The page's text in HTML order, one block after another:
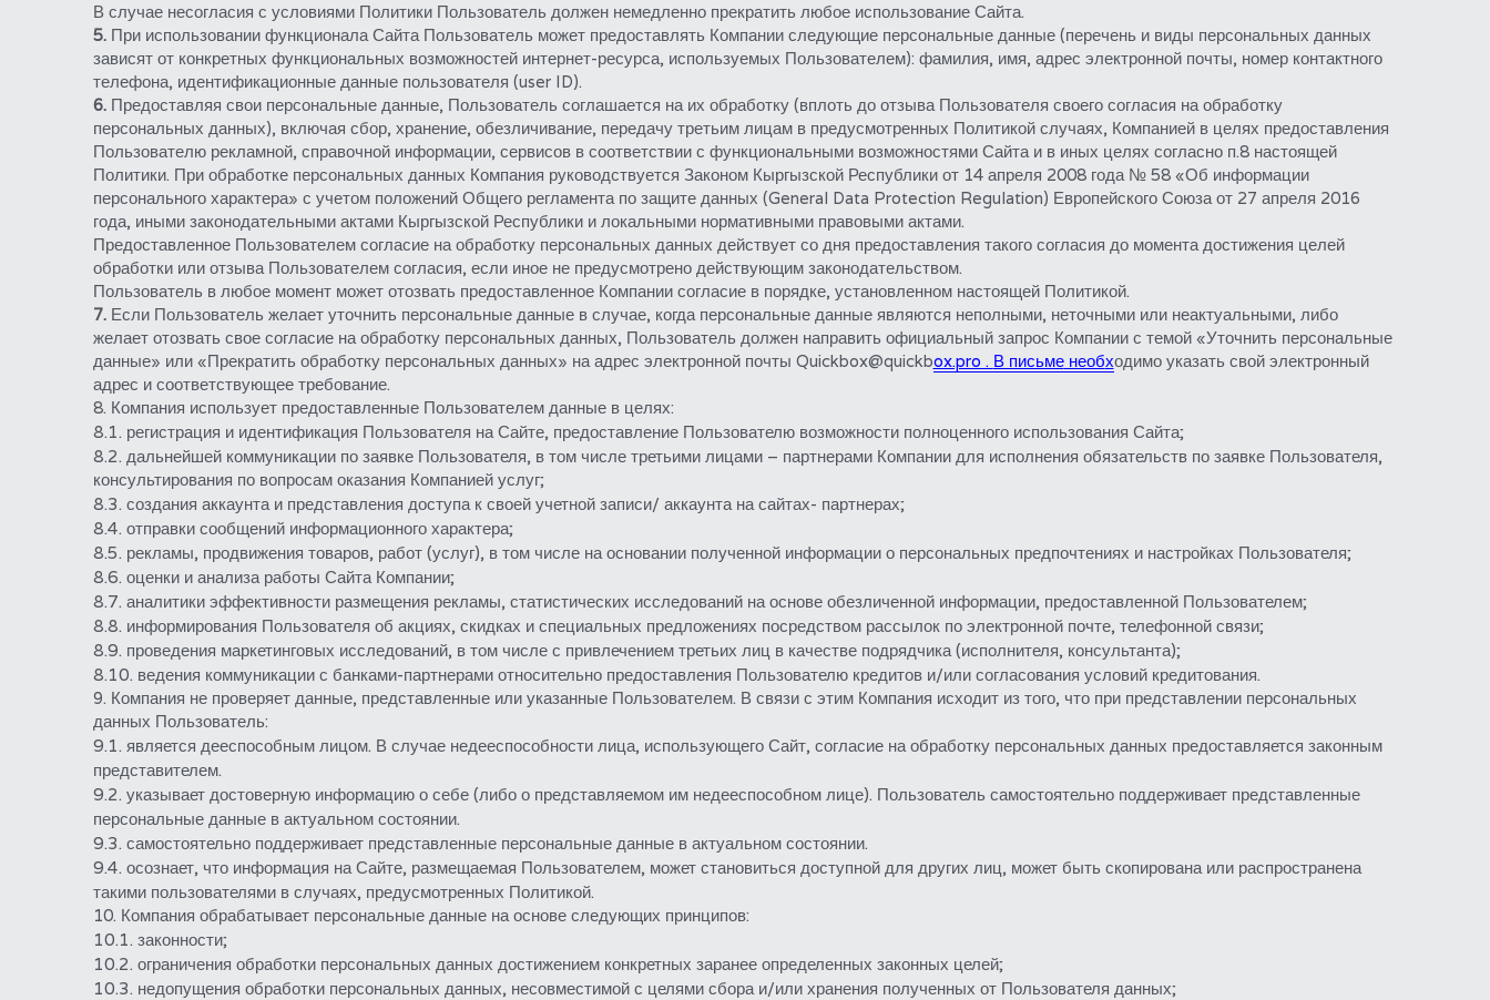
В случае несогласия с условиями Политики Пользователь должен немедленно прекратить любое использование Сайта.
5. При использовании функционала Сайта Пользователь может предоставлять Компании следующие персональные данные (перечень и виды персональных данных
зависят от конкретных функциональных возможностей интернет-ресурса, используемых Пользователем): фамилия, имя, адрес электронной почты, номер контактного
телефона, идентификационные данные пользователя (user ID).
6. Предоставляя свои персональные данные, Пользователь соглашается на их обработку (вплоть до отзыва Пользователя своего согласия на обработку
персональных данных), включая сбор, хранение, обезличивание, передачу третьим лицам в предусмотренных Политикой случаях, Компанией в целях предоставления
Пользователю рекламной, справочной информации, сервисов в соответствии с функциональными возможностями Сайта и в иных целях согласно п.8 настоящей
Политики. При обработке персональных данных Компания руководствуется Законом Кыргызской Республики от 14 апреля 2008 года № 58 «Об информации
персонального характера» с учетом положений Общего регламента по защите данных (General Data Protection Regulation) Европейского Союза от 27 апреля 2016
года, иными законодательными актами Кыргызской Республики и локальными нормативными правовыми актами.
Предоставленное Пользователем согласие на обработку персональных данных действует со дня предоставления такого согласия до момента достижения целей
обработки или отзыва Пользователем согласия, если иное не предусмотрено действующим законодательством.
Пользователь в любое момент может отозвать предоставленное Компании согласие в порядке, установленном настоящей Политикой.
7. Если Пользователь желает уточнить персональные данные в случае, когда персональные данные являются неполными, неточными или неактуальными, либо
желает отозвать свое согласие на обработку персональных данных, Пользователь должен направить официальный запрос Компании с темой «Уточнить персональные
данные» или «Прекратить обработку персональных данных» на адрес электронной почты Quickbox@quickbox.pro . В письме необходимо указать свой электронный
адрес и соответствующее требование.
8. Компания использует предоставленные Пользователем данные в целях:
8.1. регистрация и идентификация Пользователя на Сайте, предоставление Пользователю возможности полноценного использования Сайта;
8.2. дальнейшей коммуникации по заявке Пользователя, в том числе третьими лицами – партнерами Компании для исполнения обязательств по заявке Пользователя,
консультирования по вопросам оказания Компанией услуг;
8.3. создания аккаунта и представления доступа к своей учетной записи/ аккаунта на сайтах- партнерах;
8.4. отправки сообщений информационного характера;
8.5. рекламы, продвижения товаров, работ (услуг), в том числе на основании полученной информации о персональных предпочтениях и настройках Пользователя;
8.6. оценки и анализа работы Сайта Компании;
8.7. аналитики эффективности размещения рекламы, статистических исследований на основе обезличенной информации, предоставленной Пользователем;
8.8. информирования Пользователя об акциях, скидках и специальных предложениях посредством рассылок по электронной почте, телефонной связи;
8.9. проведения маркетинговых исследований, в том числе с привлечением третьих лиц в качестве подрядчика (исполнителя, консультанта);
8.10. ведения коммуникации с банками-партнерами относительно предоставления Пользователю кредитов и/или согласования условий кредитования.
9. Компания не проверяет данные, представленные или указанные Пользователем. В связи с этим Компания исходит из того, что при представлении персональных
данных Пользователь:
9.1. является дееспособным лицом. В случае недееспособности лица, использующего Сайт, согласие на обработку персональных данных предоставляется законным
представителем.
9.2. указывает достоверную информацию о себе (либо о представляемом им недееспособном лице). Пользователь самостоятельно поддерживает представленные
персональные данные в актуальном состоянии.
9.3. самостоятельно поддерживает представленные персональные данные в актуальном состоянии.
9.4. осознает, что информация на Сайте, размещаемая Пользователем, может становиться доступной для других лиц, может быть скопирована или распространена
такими пользователями в случаях, предусмотренных Политикой.
10. Компания обрабатывает персональные данные на основе следующих принципов:
10.1. законности;
10.2. ограничения обработки персональных данных достижением конкретных заранее определенных законных целей;
10.3. недопущения обработки персональных данных, несовместимой с целями сбора и/или хранения полученных от Пользователя данных;